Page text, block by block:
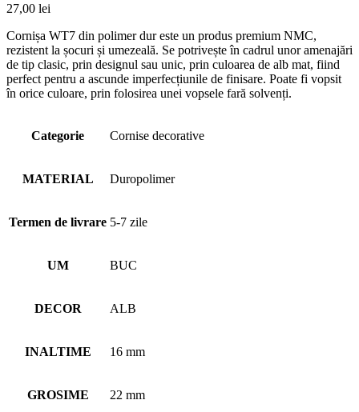
27,00 lei
Cornișa WT7 din polimer dur este un produs premium NMC,
rezistent la șocuri și umezeală. Se potrivește în cadrul unor amenajări
de tip clasic, prin designul sau unic, prin culoarea de alb mat, fiind
perfect pentru a ascunde imperfecțiunile de finisare. Poate fi vopsit
în orice culoare, prin folosirea unei vopsele fară solvenți.
Categorie Cornise decorative
MATERIAL Duropolimer
Termen de livrare 5-7 zile
UM BUC
DECOR ALB
INALTIME 16 mm
GROSIME 22 mm